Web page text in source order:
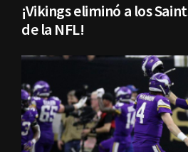
¡Vikings eliminó a los
de la NFL!